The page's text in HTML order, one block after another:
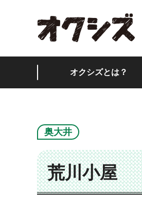
オクシズとは？
奥大井
荒川小屋